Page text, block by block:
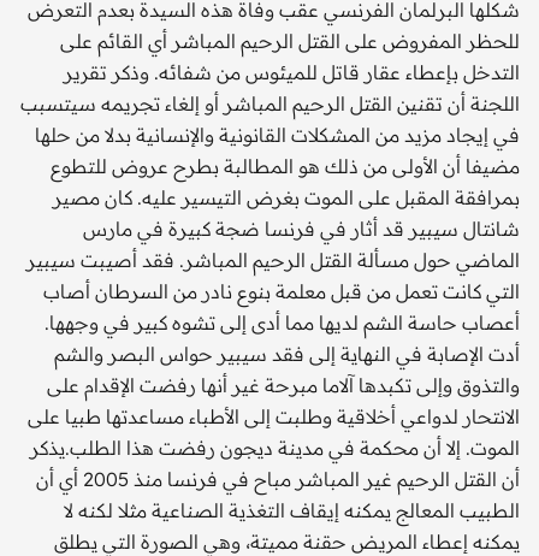
شكلها البرلمان الفرنسي عقب وفاة هذه السيدة بعدم التعرض
للحظر المفروض على القتل الرحيم المباشر أي القائم على
التدخل بإعطاء عقار قاتل للميئوس من شفائه. وذكر تقرير
اللجنة أن تقنين القتل الرحيم المباشر أو إلغاء تجريمه سيتسبب
في إيجاد مزيد من المشكلات القانونية والإنسانية بدلا من حلها
مضيفا أن الأولى من ذلك هو المطالبة بطرح عروض للتطوع
بمرافقة المقبل على الموت بغرض التيسير عليه. كان مصير
شانتال سيبير قد أثار في فرنسا ضجة كبيرة في مارس
الماضي حول مسألة القتل الرحيم المباشر. فقد أصيبت سيبير
التي كانت تعمل من قبل معلمة بنوع نادر من السرطان أصاب
أعصاب حاسة الشم لديها مما أدى إلى تشوه كبير في وجهها.
أدت الإصابة في النهاية إلى فقد سيبير حواس البصر والشم
والتذوق وإلى تكبدها آلاما مبرحة غير أنها رفضت الإقدام على
الانتحار لدواعي أخلاقية وطلبت إلى الأطباء مساعدتها طبيا على
الموت. إلا أن محكمة في مدينة ديجون رفضت هذا الطلب.يذكر
أن القتل الرحيم غير المباشر مباح في فرنسا منذ 2005 أي أن
الطبيب المعالج يمكنه إيقاف التغذية الصناعية مثلا لكنه لا
يمكنه إعطاء المريض حقنة مميتة، وهي الصورة التي يطلق